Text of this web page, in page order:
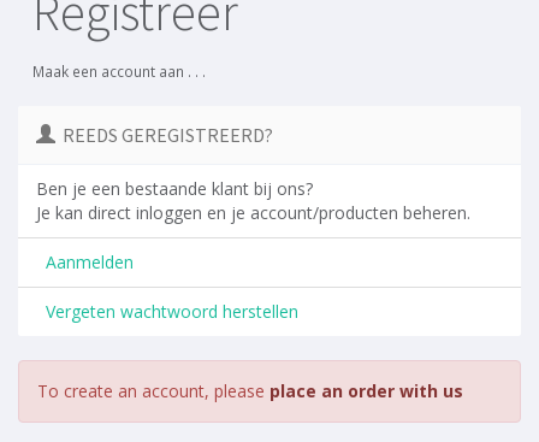
Maak een account aan . . .
REEDS GEREGISTREERD?
Ben je een bestaande klant bij ons?
Je kan direct inloggen en je account/producten beheren.
Aanmelden
Vergeten wachtwoord herstellen
To create an account, please place an order with us